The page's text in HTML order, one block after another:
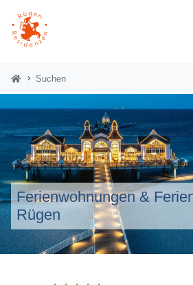
Suchen
Ferienwohnungen &
Rügen